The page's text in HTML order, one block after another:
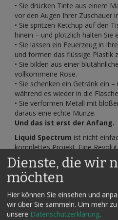
• Sie drücken Tinte aus einem
vor den Augen Ihrer Zuschauer
• Sie spritzen Ketchup auf den
hinein – und plötzlich halten Sie
• Sie lassen ein Feuerzeug in
und formen das flüssige Plastik
• Sie bilden aus einer
vollkommene Rose.
• Sie schenken ein Getränk ein
während es wieder in die
• Sie verformen Metall mit
daraus eine echte Münze.
Und das ist erst der Anfang.
Liquid Spectrum ist nicht
komplettes Projekt. Eine
Flüssigkeiten zu kontrollieren,
Realität neu zu definieren.
Jeder hat davon gehört. Aber
nicht.
Sie erhalten:
Dienste, die wir
möchten
Hier können Sie einsehen und
wir über Sie sammeln. Um mehr
unsere Datenschutzerklärung.